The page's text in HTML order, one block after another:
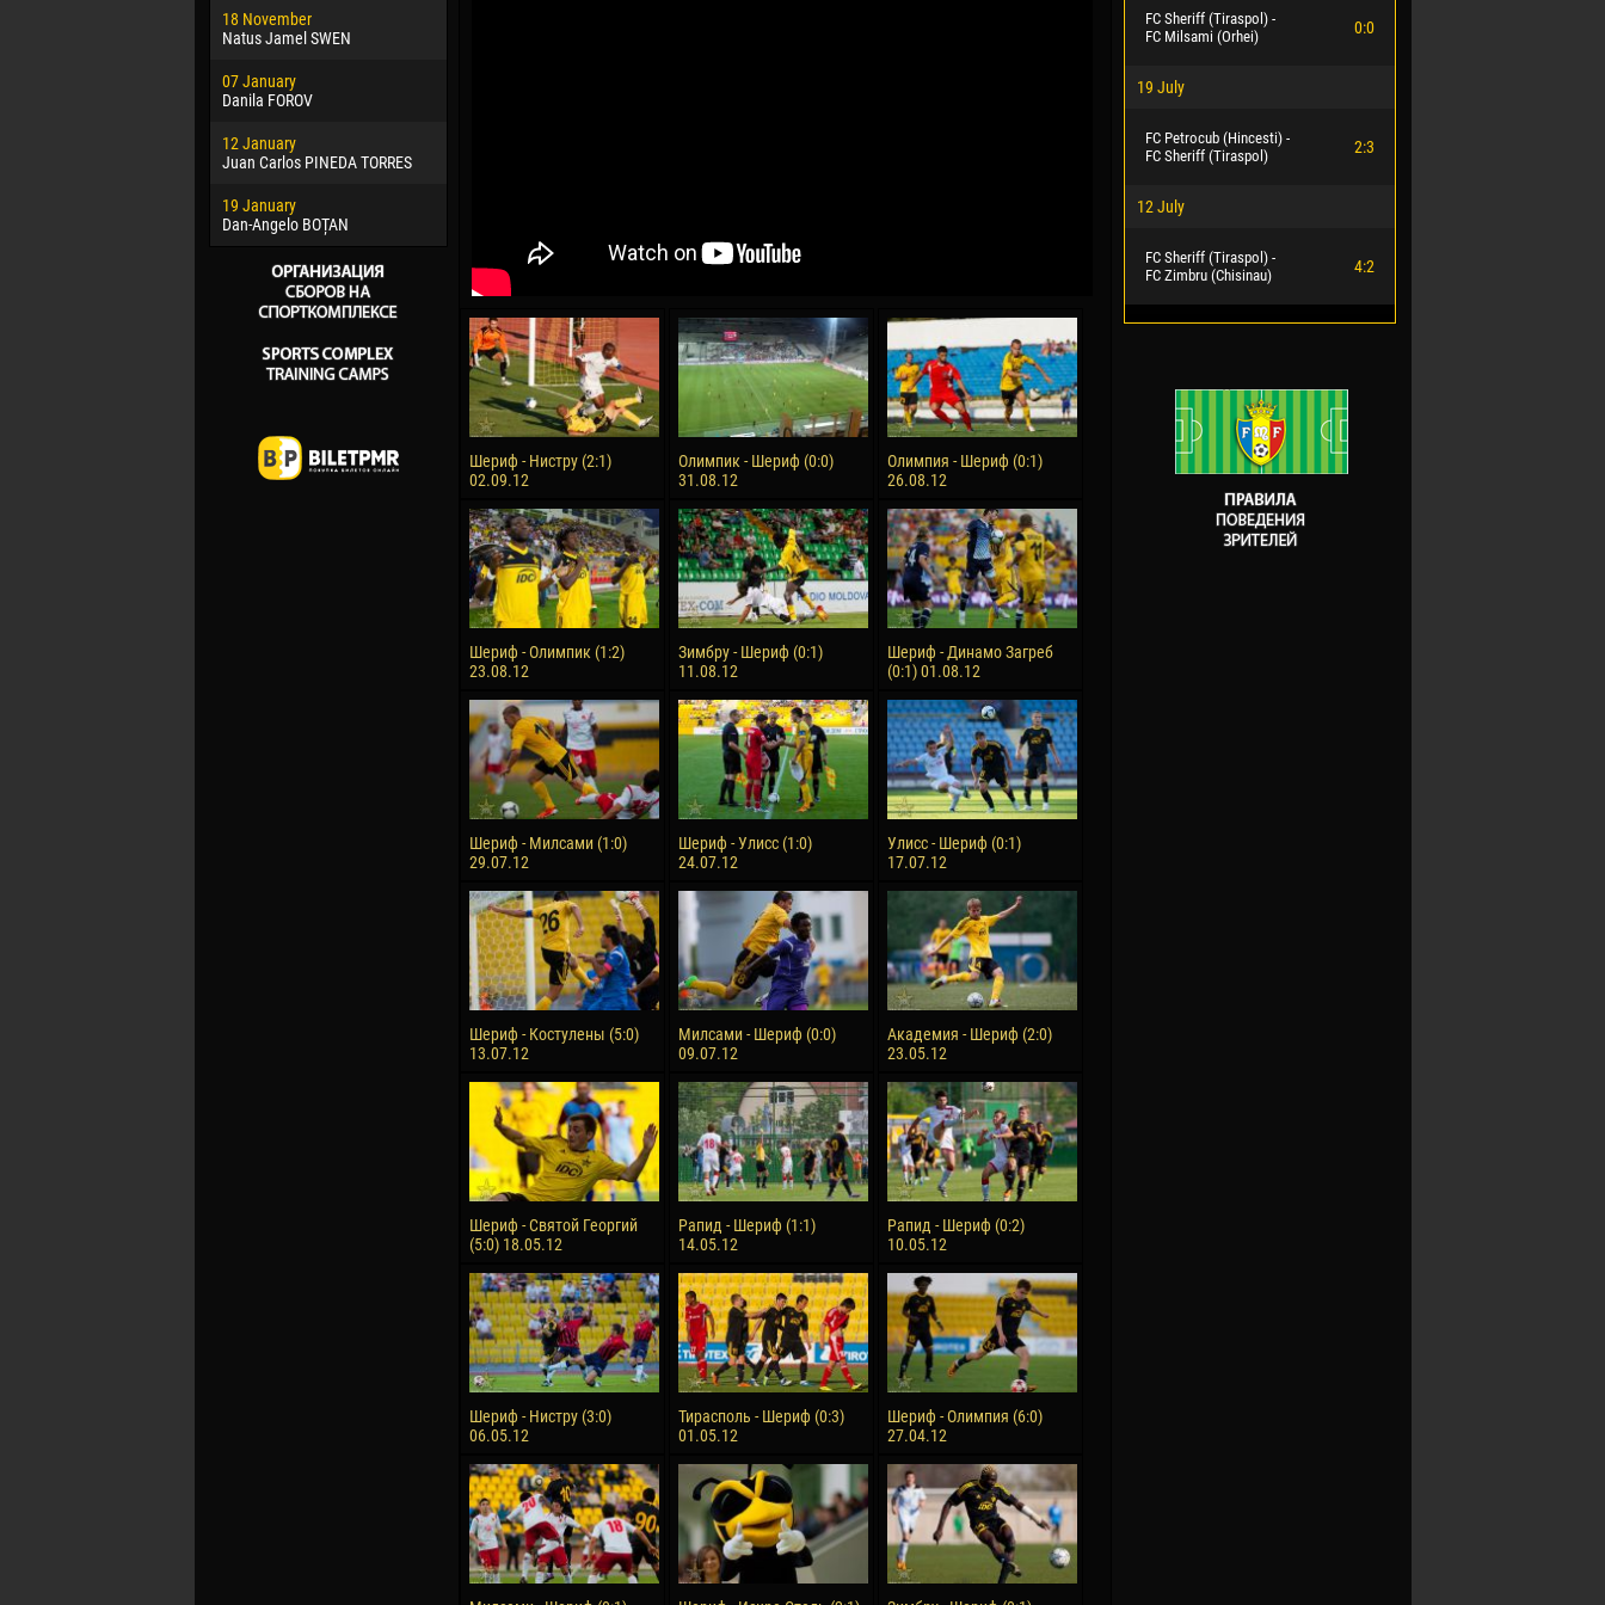
18 November
Natus Jamel SWEN
07 January
Danila FOROV
12 January
Juan Carlos PINEDA TORRES
19 January
Dan-Angelo BOȚAN
Шериф - Нистру (2:1)
02.09.12
Олимпик - Шериф (0:0)
31.08.12
Олимпия - Шериф (0:1)
26.08.12
Шериф - Олимпик (1:2)
23.08.12
Зимбру - Шериф (0:1)
11.08.12
Шериф - Динамо Загреб
(0:1) 01.08.12
Шериф - Милсами (1:0)
29.07.12
Шериф - Улисс (1:0)
24.07.12
Улисс - Шериф (0:1)
17.07.12
Шериф - Костулены (5:0)
13.07.12
Милсами - Шериф (0:0)
09.07.12
Академия - Шериф (2:0)
23.05.12
Шериф - Святой Георгий
(5:0) 18.05.12
Рапид - Шериф (1:1)
14.05.12
Рапид - Шериф (0:2)
10.05.12
Шериф - Нистру (3:0)
06.05.12
Тирасполь - Шериф (0:3)
01.05.12
Шериф - Олимпия (6:0)
27.04.12
FC Sheriff (Tiraspol) -
FC Milsami (Orhei)
0:0
19 July
FC Petrocub (Hincesti) -
FC Sheriff (Tiraspol)
2:3
12 July
FC Sheriff (Tiraspol) -
FC Zimbru (Chisinau)
4:2